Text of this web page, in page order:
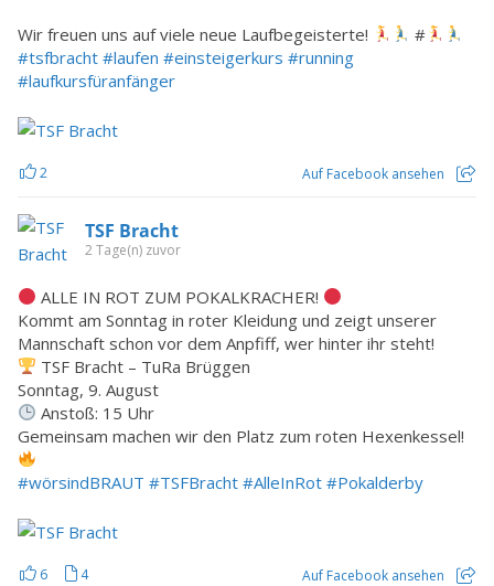
Wir freuen uns auf viele neue Laufbegeisterte!
#
#tsfbracht #laufen #einsteigerkurs #running
#laufkursfüranfänger
2 Auf Facebook ansehen
TSF Bracht
2 Tage(n) zuvor
ALLE IN ROT ZUM POKALKRACHER!
Kommt am Sonntag in roter Kleidung und zeigt unserer
Mannschaft schon vor dem Anpfiff, wer hinter ihr steht!
TSF Bracht – TuRa Brüggen
Sonntag, 9. August
Anstoß: 15 Uhr
Gemeinsam machen wir den Platz zum roten Hexenkessel!
#wörsindBRAUT #TSFBracht #AlleInRot #Pokalderby
6 4 Auf Facebook ansehen